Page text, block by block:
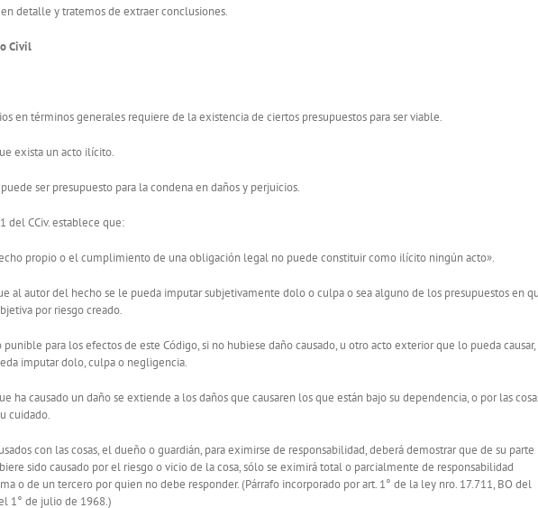
detalle y tratemos de extraer conclusiones.
Civil
en términos generales requiere de la existencia de ciertos presupuestos para ser viable.
exista un acto ilícito.
ser presupuesto para la condena en daños y perjuicios.
del CCiv. establece que:
propio o el cumplimiento de una obligación legal no puede constituir como ilícito ningún acto».
al autor del hecho se le pueda imputar subjetivamente dolo o culpa o sea alguno de los presupuestos en
por riesgo creado.
para los efectos de este Código, si no hubiese daño causado, u otro acto exterior que lo pueda causar,
imputar dolo, culpa o negligencia.
ha causado un daño se extiende a los daños que causaren los que están bajo su dependencia, o por las
cuidado.
con las cosas, el dueño o guardián, para eximirse de responsabilidad, deberá demostrar que de su parte
sido causado por el riesgo o vicio de la cosa, sólo se eximirá total o parcialmente de responsabilidad
o de un tercero por quien no debe responder. (Párrafo incorporado por art. 1° de la ley nro. 17.711, BO del
1° de julio de 1968.)